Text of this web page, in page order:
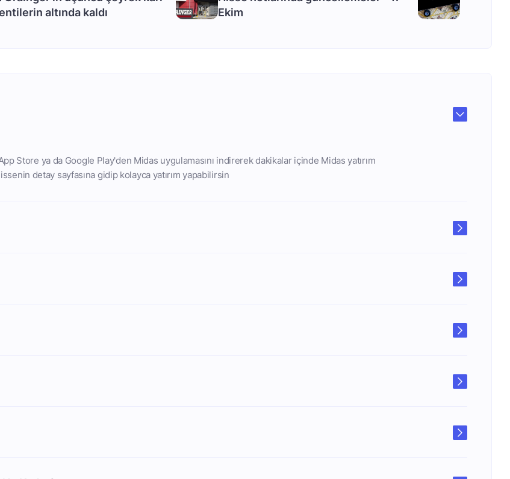
altında kaldı
Ekim
Store ya da Google Play'den Midas uygulamasını indirerek dakikalar içinde Midas yatırım
detay sayfasına gidip kolayca yatırım yapabilirsin